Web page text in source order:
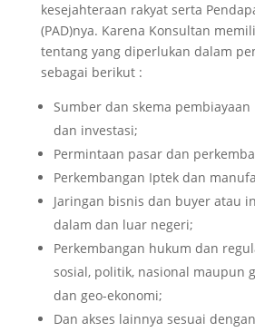
kesejahteraan rakyat serta
(PAD)nya. Karena Konsultan
tentang yang diperlukan dalam
sebagai berikut :
Sumber dan skema
dan investasi;
Permintaan pasar dan
Perkembangan Iptek dan
Jaringan bisnis dan buyer atau
dalam dan luar negeri;
Perkembangan hukum dan
sosial, politik, nasional maupun
dan geo-ekonomi;
Dan akses lainnya sesuai